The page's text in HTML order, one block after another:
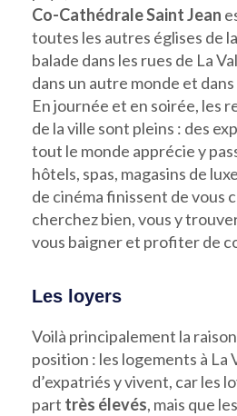
Co-Cathédrale Saint Jean
toutes les autres églises de
balade dans les rues de La
dans un autre monde et
En journée et en soirée, les
de la ville sont pleins : des
tout le monde apprécie y
hôtels, spas, magasins de
de cinéma finissent de vous
cherchez bien, vous y
vous baigner et profiter de
Les loyers
Voilà principalement la
position : les logements à La
d’expatriés y vivent, car les
part très élevés, mais que